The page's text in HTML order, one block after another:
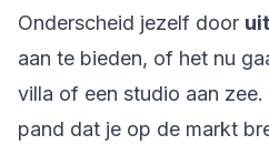
Onderscheid jezelf door
aan te bieden, of het nu
villa of een studio aan
pand dat je op de markt